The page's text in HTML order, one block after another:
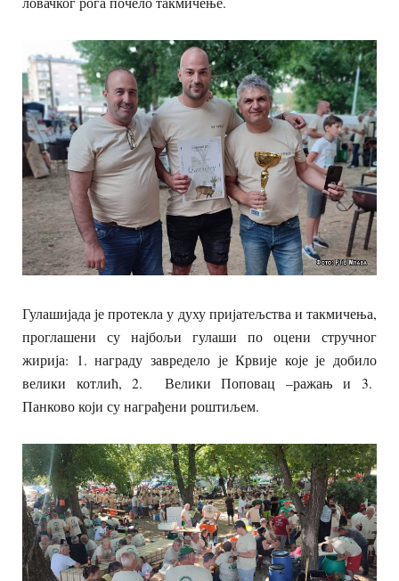
Гулашијада је протекла у духу пријатељства и такмичења,
проглашени су најбољи гулаши по оцени стручног
жирија: 1. награду завредело је Крвије које је добило
велики котлић, 2. Велики Поповац –ражањ и 3.
Панково који су награђени роштиљем.